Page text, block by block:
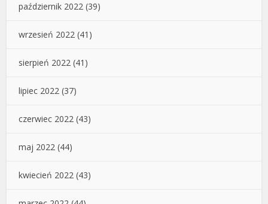
październik 2022 (39)
wrzesień 2022 (41)
sierpień 2022 (41)
lipiec 2022 (37)
czerwiec 2022 (43)
maj 2022 (44)
kwiecień 2022 (43)